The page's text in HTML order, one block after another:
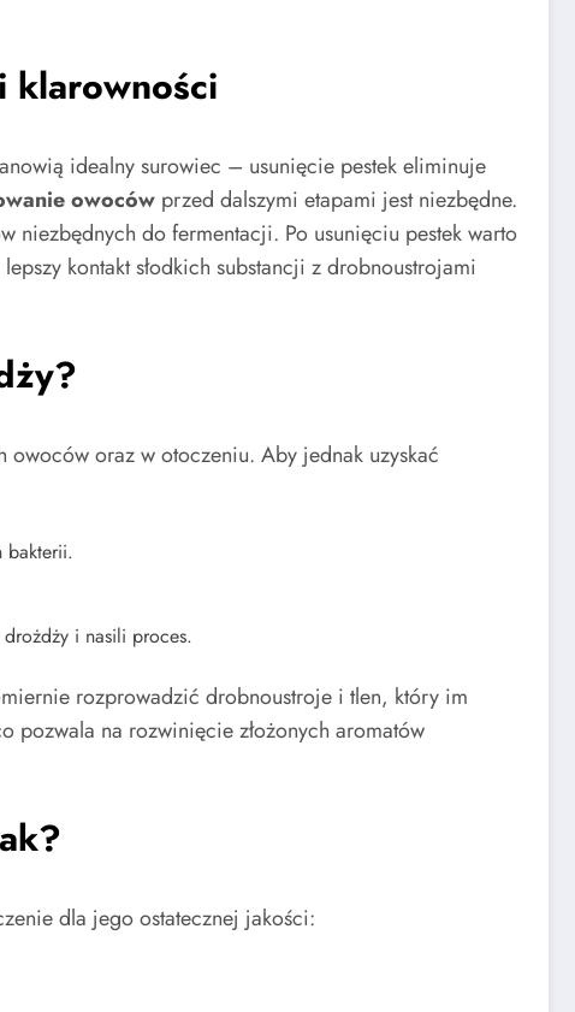
klarowności
idealny surowiec – usunięcie pestek eliminuje
owoców przed dalszymi etapami jest niezbędne.
niezbędnych do fermentacji. Po usunięciu pestek warto
kontakt słodkich substancji z drobnoustrojami
owoców oraz w otoczeniu. Aby jednak uzyskać
bakterii.
i nasili proces.
rozprowadzić drobnoustroje i tlen, który im
pozwala na rozwinięcie złożonych aromatów
dla jego ostatecznej jakości: